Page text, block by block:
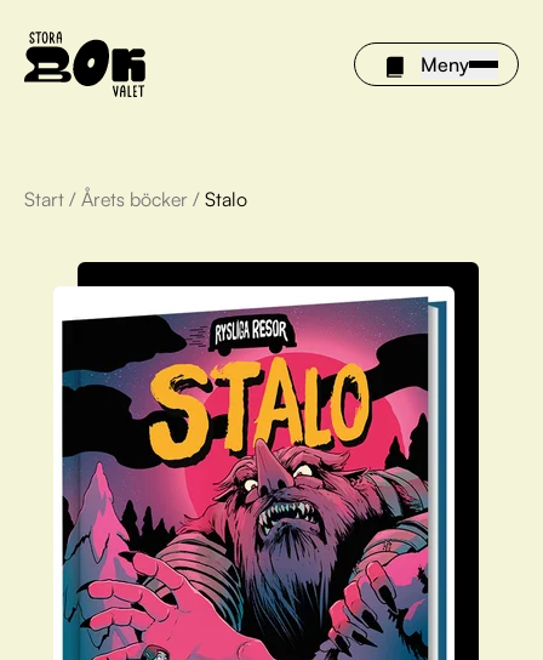
Meny
Årets böcker
Om Stora bokvalet
Olivia tipsar
Vinnare
FAQ
För bibliotek
Start / Årets böcker / Stalo